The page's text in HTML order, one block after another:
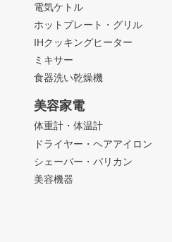
電気ケトル
ホットプレート・グリル
IHクッキングヒーター
ミキサー
食器洗い乾燥機
美容家電
体重計・体温計
ドライヤー・ヘアアイロン
シェーバー・バリカン
美容機器